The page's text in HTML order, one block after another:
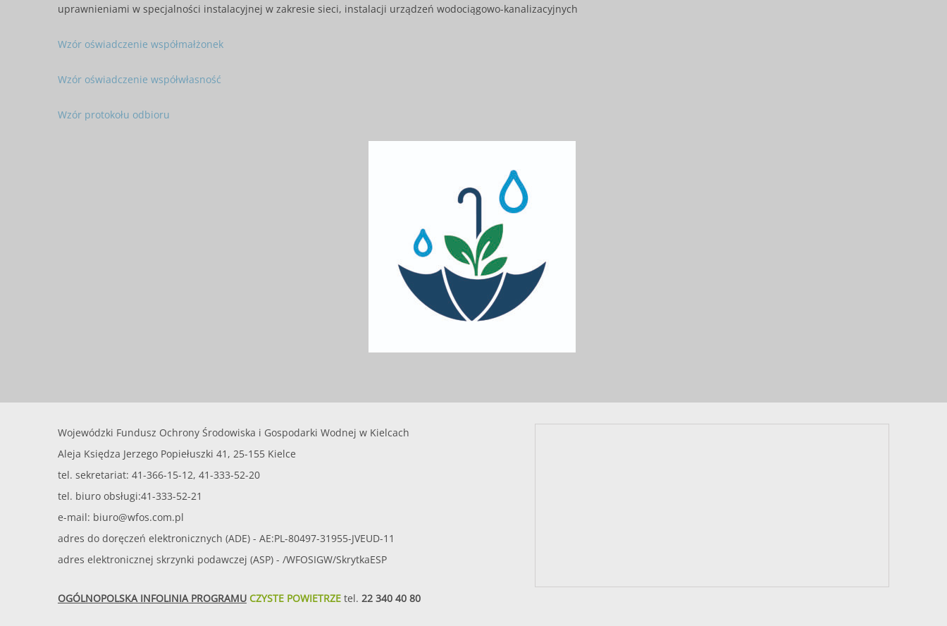
uprawnieniami w specjalności instalacyjnej w zakresie sieci, instalacji urządzeń wodociągowo-kanalizacyjnych
Wzór oświadczenie współmałżonek
Wzór oświadczenie współwłasność
Wzór protokołu odbioru
Wojewódzki Fundusz Ochrony Środowiska i Gospodarki Wodnej w Kielcach
Aleja Księdza Jerzego Popiełuszki 41, 25-155 Kielce
tel. sekretariat: 41-366-15-12, 41-333-52-20
tel. biuro obsługi:41-333-52-21
e-mail: biuro@wfos.com.pl
adres do doręczeń elektronicznych (ADE) - AE:PL-80497-31955-JVEUD-11
adres elektronicznej skrzynki podawczej (ASP) - /WFOSIGW/SkrytkaESP
OGÓLNOPOLSKA INFOLINIA PROGRAMU CZYSTE POWIETRZE tel. 22 340 40 80